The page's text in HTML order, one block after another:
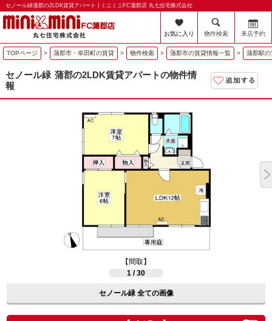
セノール緑蒲郡の2LDK賃貸アパート | ミニミニFC蒲郡店 丸七住宅株式会社
お気に入り 物件検索 来店予約
TOPページ > 蒲郡市・幸田町の賃貸 > 物件検索 > 蒲郡市の賃貸情報一覧 > 蒲郡駅
セノール緑 蒲郡の2LDK賃貸アパートの物件情
報
【間取】
1 / 30
セノール緑 全ての画像